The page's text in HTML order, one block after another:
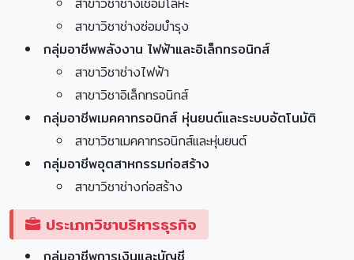
สาขาวิชาช่างซ่อมบำรุง
กลุ่มอาชีพพลังงาน ไฟฟ้าและอิเล็กทรอนิกส์
สาขาวิชาช่างไฟฟ้า
สาขาวิชาอิเล็กทรอนิกส์
กลุ่มอาชีพเมคคาทรอนิกส์ หุ่นยนต์และระบบอัตโนมัติ
สาขาวิชาเมคคาทรอนิกส์และหุ่นยนต์
กลุ่มอาชีพอุตสาหกรรมก่อสร้าง
สาขาวิชาช่างก่อสร้าง
ประเภทวิชาบริหารธุรกิจ